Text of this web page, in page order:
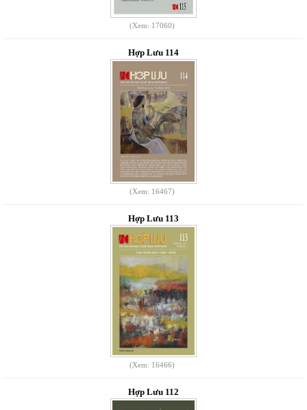
(Xem: 17060)
Hợp Lưu 114
(Xem: 16467)
Hợp Lưu 113
(Xem: 16466)
Hợp Lưu 112